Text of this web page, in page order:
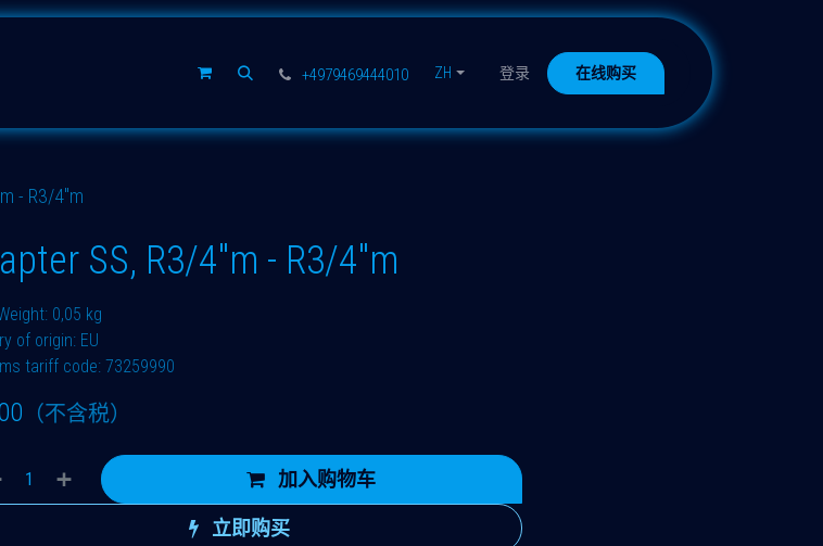
+4979469444010 ZH 登录 在线购买
- R3/4"m
SS, R3/4"m - R3/4"m
0,05 kg
of origin: EU
tariff code: 73259990
（不含税）
加入购物车
立即购买